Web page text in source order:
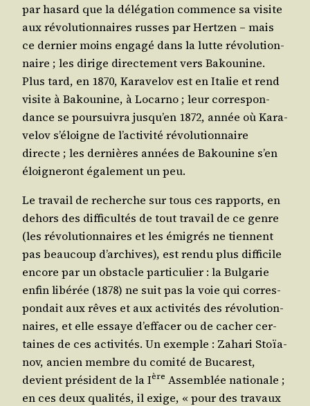
par hasard que la délé­ga­tion com­mence sa visite
aux révo­lu­tion­naires russes par Hert­zen – mais
ce der­nier moins enga­gé dans la lutte révo­lu­tion­
naire ; les dirige direc­te­ment vers Bakou­nine.
Plus tard, en 1870, Kara­ve­lov est en Ita­lie et rend
visite à Bakou­nine, à Locar­no ; leur cor­res­pon­
dance se pour­sui­vra jus­qu’en 1872, année où Kara­
ve­lov s’é­loigne de l’ac­ti­vi­té révo­lu­tion­naire
directe ; les der­nières années de Bakou­nine s’en
éloi­gne­ront éga­le­ment un peu.
Le tra­vail de recherche sur tous ces rap­ports, en
dehors des dif­fi­cul­tés de tout tra­vail de ce genre
(les révo­lu­tion­naires et les émi­grés ne tiennent
pas beau­coup d’ar­chives), est ren­du plus dif­fi­cile
encore par un obs­tacle par­ti­cu­lier : la Bul­ga­rie
enfin libé­rée (1878) ne suit pas la voie qui cor­res­
pon­dait aux rêves et aux acti­vi­tés des révo­lu­tion­
naires, et elle essaye d’ef­fa­cer ou de cacher cer­
taines de ces acti­vi­tés. Un exemple : Zaha­ri Stoïa­
nov, ancien membre du comi­té de Buca­rest,
devient pré­sident de la Ière Assem­blée natio­nale ;
en ces deux qua­li­tés, il exige, « pour des tra­vaux